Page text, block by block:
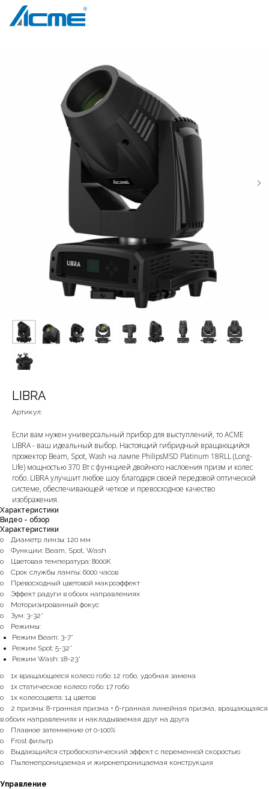
LIBRA
Артикул:
Если вам нужен универсальный прибор для выступлений, то ACME
LIBRA - ваш идеальный выбор. Настоящий гибридный вращающийся
прожектор Beam, Spot, Wash на лампе PhilipsMSD Platinum 18RLL (Long-
Life) мощностью 370 Вт с функцией двойного наслоения призм и колес
гобо. LIBRA улучшит любое шоу благодаря своей передовой оптической
системе, обеспечивающей четкое и превосходное качество
изображения.
Характеристики
Видео - обзор
Характеристики
o Диаметр линзы: 120 мм
o Функции: Beam, Spot, Wash
o Цветовая температура: 8000K
o Срок службы лампы: 6000 часов
o Превосходный цветовой макроэффект
o Эффект радуги в обоих направлениях
o Моторизированный фокус
o Зум: 3-32°
o Режимы:
Режим Beam: 3-7°
Режим Spot: 5-32°
Режим Wash: 18-23°
o 1x вращающееся колесо гобо: 12 гобо, удобная замена
o 1x статическое колесо гобо: 17 гобо
o 1x колесоцвета: 14 цветов
o 2 призмы: 8-гранная призма + 6-гранная линейная призма, вращающаяся
в обоих направлениях и накладываемая друг на друга
o Плавное затемнение от 0-100%
o Frost фильтр
o Выдающийся стробоскопический эффект с переменной скоростью
o Пыленепроницаемая и жиронепроницаемая конструкция
Управление